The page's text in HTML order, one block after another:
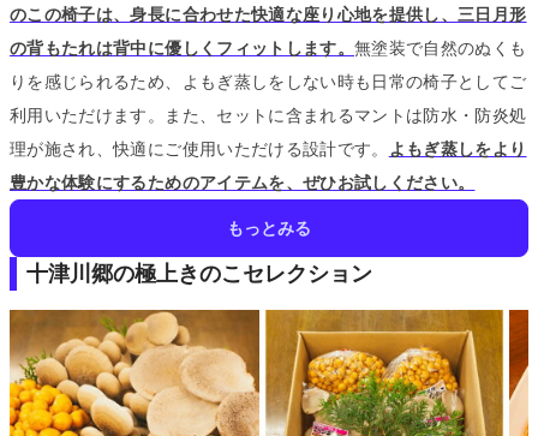
のこの椅子は、身長に合わせた快適な座り心地を提供し、三日月形
の背もたれは背中に優しくフィットします。 無塗装で自然のぬくも
りを感じられるため、よもぎ蒸しをしない時も日常の椅子としてご
利用いただけます。
また、セットに含まれるマントは防水・防炎処
理が施され、快適にご使用いただける設計です。
よもぎ蒸しをより
豊かな体験にするためのアイテムを、ぜひお試しください。
もっとみる
十津川郷の極上きのこセレクション